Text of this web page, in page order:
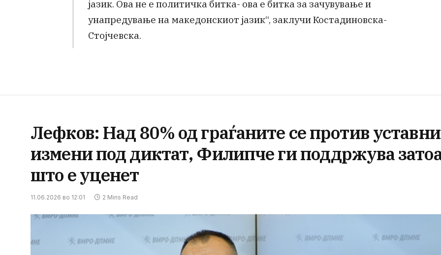
јазик. Ова не е политичка битка- ова е битка за зачувување и
унапредување на македонскиот јазик“, заклучи Костадиновска-
Стојчевска.
Лефков: Над 80% од граѓаните се против уставни
измени под диктат, Филипче ги поддржува
што е уценет
11.06.2026 во 12:01 2 Mins Read